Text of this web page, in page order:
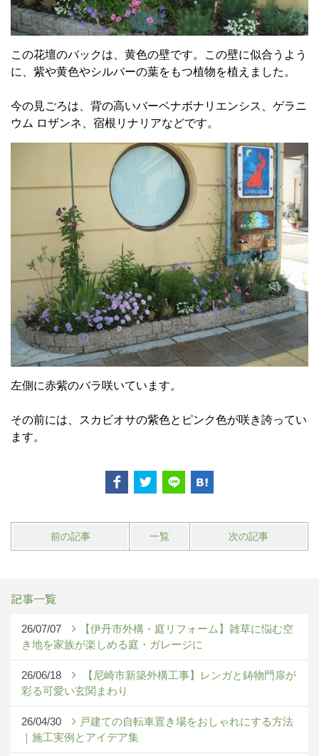
この花壇のバックは、黄色の壁です。この壁に似合うよう
に、紫や黄色やシルバーの葉をもつ植物を植えました。
今の見ごろは、背の高いバーベナボナリエンシス、ゲラニ
ウム ロザンネ、宿根リナリアなどです。
左側に赤紫のバラ咲いています。
その前には、スカビオサの紫色とピンク色が咲き誇ってい
ます。
前の記事 一覧 次の記事
記事一覧
26/07/07
【伊丹市外構・庭リフォーム】雑草に悩む空
き地を家族が楽しめる庭・ガレージに
26/06/18
【尼崎市新築外構工事】レンガと鋳物門扉が
彩る可愛い玄関まわり
26/04/30
戸建ての自転車置き場をおしゃれにする方法
｜施工実例とアイデア集